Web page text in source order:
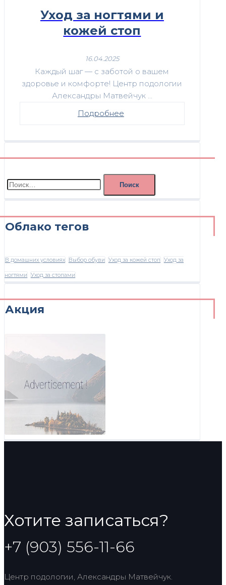
Уход за ногтями и
кожей стоп
16.04.2025
Каждый шаг — с заботой о вашем
здоровье и комфорте! Центр подологии
Александры Матвейчук ...
Подробнее
Найти:
Облако тегов
В домашних условиях Выбор обуви Уход за кожей стоп Уход за
ногтями Уход за стопами
Акция
Хотите записаться?
+7 (903) 556-11-66
Центр подологии, Александры Матвейчук.